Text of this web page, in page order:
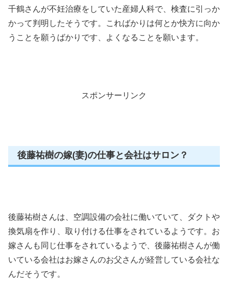
千鶴さんが不妊治療をしていた産婦人科で、検査に引っか
かって判明したそうです。こればかりは何とか快方に向か
うことを願うばかりです、よくなることを願います。
スポンサーリンク
後藤祐樹の嫁(妻)の仕事と会社はサロン？
後藤祐樹さんは、空調設備の会社に働いていて、ダクトや
換気扇を作り、取り付ける仕事をされているようです。お
嫁さんも同じ仕事をされているようで、後藤祐樹さんが働
いている会社はお嫁さんのお父さんが経営している会社な
んだそうです。